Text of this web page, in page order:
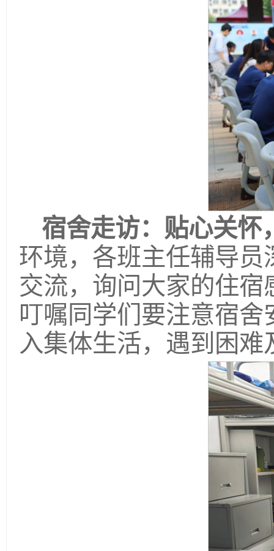
宿舍走访：贴心关怀
环境，各班主任辅导
交流，询问大家的住
叮嘱同学们要注意宿
入集体生活，遇到困